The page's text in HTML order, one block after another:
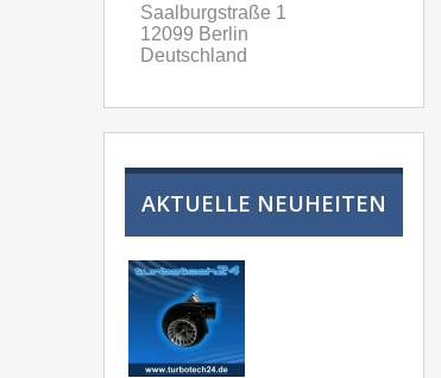
Saalburgstraße 1
12099 Berlin
Deutschland
AKTUELLE NEUHEITEN